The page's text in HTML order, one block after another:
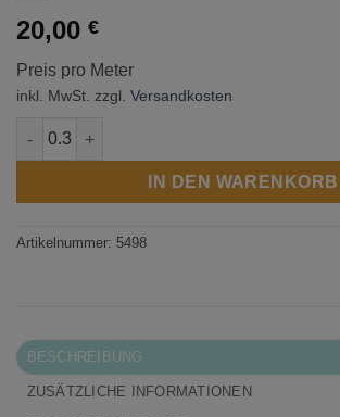
20,00 €
Preis pro Meter
inkl. MwSt. zzgl. Versandkosten
Sanctuary Menge
IN DEN WARENKORB
Artikelnummer: 5498
BESCHREIBUNG
ZUSÄTZLICHE INFORMATIONEN